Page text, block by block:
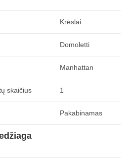
Krėslai
Domoletti
Manhattan
skaičius 1
Pakabinamas